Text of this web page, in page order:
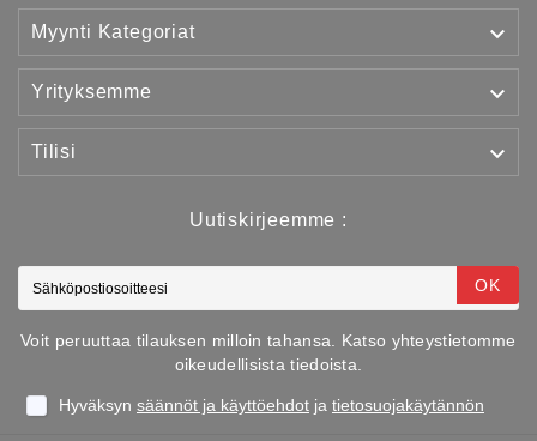
Myynti Kategoriat 
Yrityksemme 
Tilisi 
Uutiskirjeemme :
OK
Voit peruuttaa tilauksen milloin tahansa. Katso yhteystietomme
oikeudellisista tiedoista.
Hyväksyn säännöt ja käyttöehdot ja tietosuojakäytännön